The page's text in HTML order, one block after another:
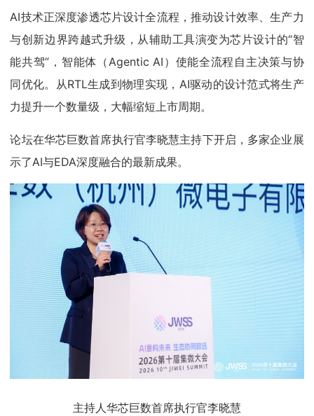
AI技术正深度渗透芯片设计全流程，推动设计效率、生产力
与创新边界跨越式升级，从辅助工具演变为芯片设计的“智
能共驾”，智能体（Agentic AI）使能全流程自主决策与协
同优化。从RTL生成到物理实现，AI驱动的设计范式将生产
力提升一个数量级，大幅缩短上市周期。
论坛在华芯巨数首席执行官李晓慧主持下开启，多家企业展
示了AI与EDA深度融合的最新成果。
主持人华芯巨数首席执行官李晓慧